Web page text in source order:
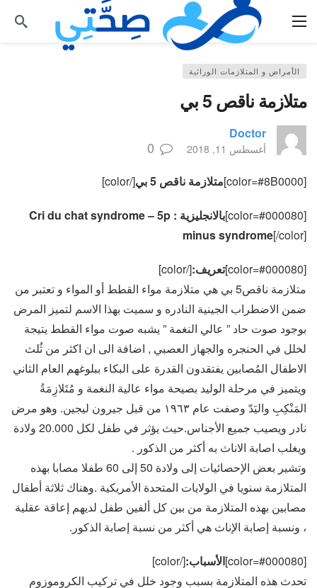
الأمراض و المتلازمات الوراثية
متلازمة ناقص 5 بي
Doctor
أغسطس 11, 2018 0
[color=#8B0000] متلازمة ناقص 5 بي [/color]
[color=#000080]
بالانجليزية : Cri du chat syndrome – 5p
minus syndrome[/color]
[color=#000080] تعريف:[/color]
متلازمة ناقص5 بي هي متلازمة مواء القطط أو المواء و تعتبر من
ضمن الاضطراب الجينية النادره و سميت بهذا الاسم لتميز المرض
بوجود صوت حاد ” عالي النغمة ” يشبه صوت مواء القطط يتيجة
لخلل في الحنجره والجهاز العصبي , اضافة الى ان اكثر من ثُلث
الاطفال المُصابين يفتقدون القدرة على البكاء ببلوغهم العام الثاني
ويتميز في مرحلة الوليد بصيحة مواء عالية النغمة و مُتَلازِمَةُ
المَنْكِبِ واليَدّ وصفت عام ١٩٦٣ من قبل جيرون ليجين. وهو مرض
نادر ويصيب جميع الأجناس.حيث يؤثر في طفل لكل 20.000 ولادة
ويغلب اصابة الاناث به أكثر من الذكور .
وتشير بعض الإحصائيات إلى ولادة 50 إلى 60 طفلا مصابا بهذه
المتلازمة سنويا في الولايات المتحدة الأمريكية .وهناك ثلاثة أطفال
مصابين بهذه المتلازمة من بين كل ألفين طفل لديهم إعاقة عقلية
، ونسبة إصابة الإناث هي أكثر من نسبة إصابة الذكور.
[color=#000080] الأسباب:[/color]
تحدث هذه المتلازمة بسبب وجود خلل في تركيب الكروموزوم